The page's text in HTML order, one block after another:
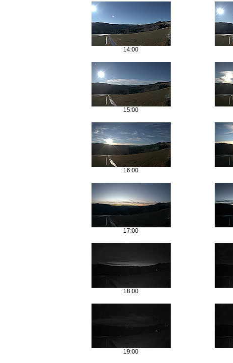
14:00
15:00
16:00
17:00
18:00
19:00